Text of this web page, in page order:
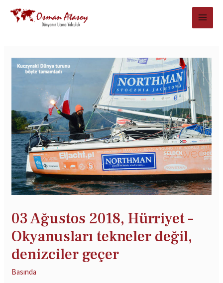
03 Ağustos 2018, Hürriyet –
Okyanusları tekneler değil,
denizciler geçer
Basında